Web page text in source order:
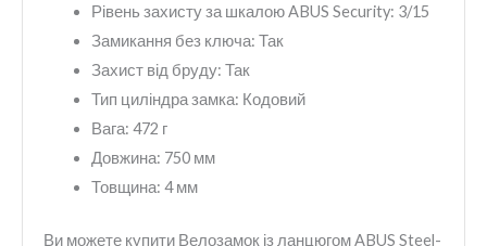
Рівень захисту за шкалою ABUS Security: 3/15
Замикання без ключа: Так
Захист від бруду: Так
Тип циліндра замка: Кодовий
Вага: 472 г
Довжина: 750 мм
Товщина: 4 мм
Ви можете купити Велозамок із ланцюгом ABUS Steel-